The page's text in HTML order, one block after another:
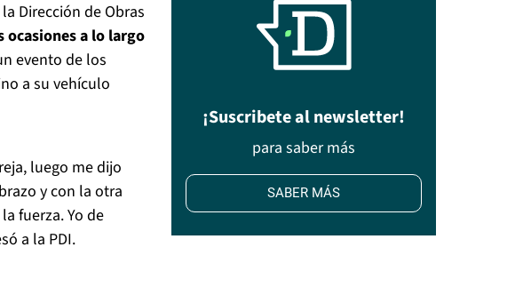
Dirección de Obras
ocasiones a lo largo
evento de los
a su vehículo
luego me dijo
y con la otra
fuerza. Yo de
a la PDI.
¡Suscribete al newsletter!
para saber más
SABER MÁS